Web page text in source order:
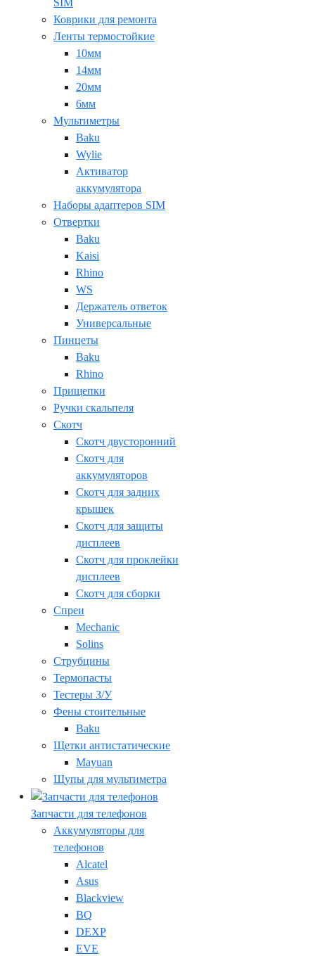
SIM
Коврики для ремонта
Ленты термостойкие
10мм
14мм
20мм
6мм
Мультиметры
Baku
Wylie
Активатор
аккумулятора
Наборы адаптеров SIM
Отвертки
Baku
Kaisi
Rhino
WS
Держатель ответок
Универсальные
Пинцеты
Baku
Rhino
Прищепки
Ручки скальпеля
Скотч
Скотч двусторонний
Скотч для
аккумуляторов
Скотч для задних
крышек
Скотч для защиты
дисплеев
Скотч для проклейки
дисплеев
Скотч для сборки
Спреи
Mechanic
Solins
Струбцины
Термопасты
Тестеры З/У
Фены стоительные
Baku
Щетки антистатические
Mayuan
Щупы для мультиметра
Запчасти для телефонов
Аккумуляторы для
телефонов
Alcatel
Asus
Blackview
BQ
DEXP
EVE